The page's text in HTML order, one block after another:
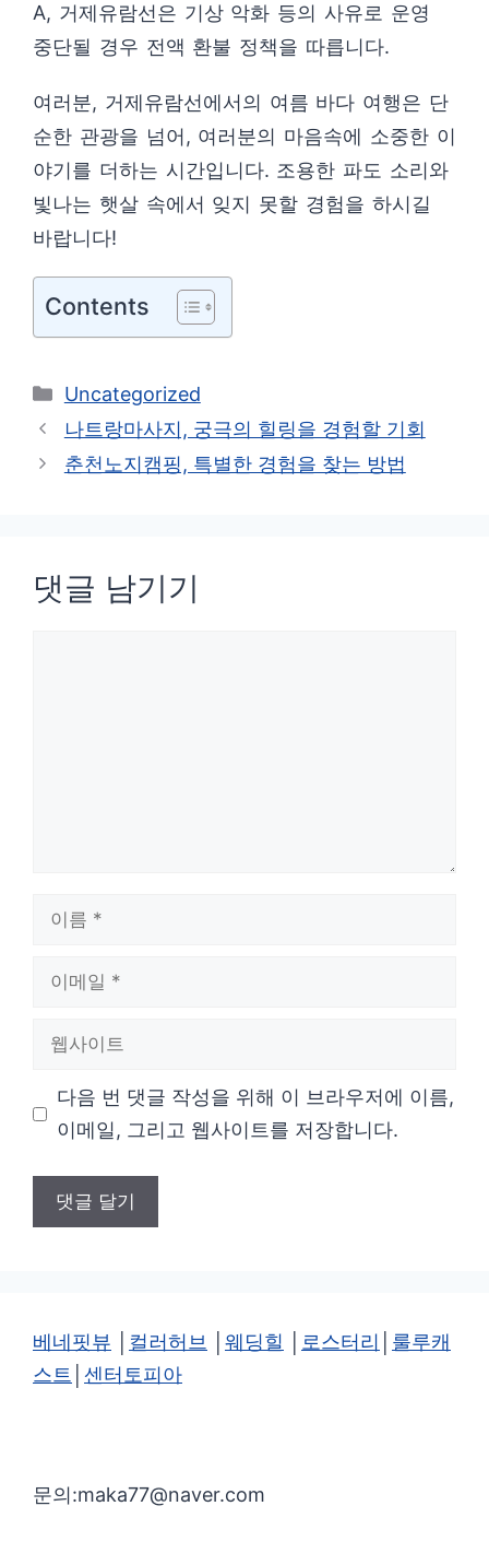
A, 거제유람선은 기상 악화 등의 사유로 운영
중단될 경우 전액 환불 정책을 따릅니다.
여러분, 거제유람선에서의 여름 바다 여행은 단
순한 관광을 넘어, 여러분의 마음속에 소중한 이
야기를 더하는 시간입니다. 조용한 파도 소리와
빛나는 햇살 속에서 잊지 못할 경험을 하시길
바랍니다!
Contents
카
테
리
Uncategorized
나트랑마사지, 궁극의 힐링을 경험할 기회
춘천노지캠핑, 특별한 경험을 찾는 방법
댓글 남기기
다음 번 댓글 작성을 위해 이 브라우저에 이름,
이메일, 그리고 웹사이트를 저장합니다.
베네핏뷰 컬러허브 웨딩힐 로스터리
룰루캐
스트
센터토피아
문의:maka77@naver.com